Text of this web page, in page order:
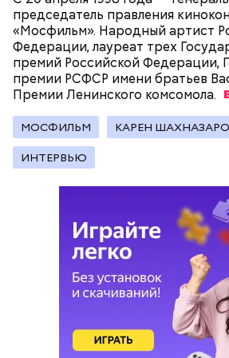
председатель правления
«Мосфильм». Народный артист
Федерации, лауреат трех
премий Российской Федерации,
премии РСФСР имени братьев
Премии Ленинского комсомола.
МОСФИЛЬМ КАРЕН
ИНТЕРВЬЮ
Вред дыни
Фото: Shutterstock
А врач-эндокринолог Алексей
что существует множество блюд,
— Наиболее распространенные
салаты, лаваш с творогом и
запеканка. Щавеля там везде
немного, поэтому никакого вреда
Чем разнообразнее рацион
лучше. Потому что это исключает
возникновения дефицитов
заверил специалист.